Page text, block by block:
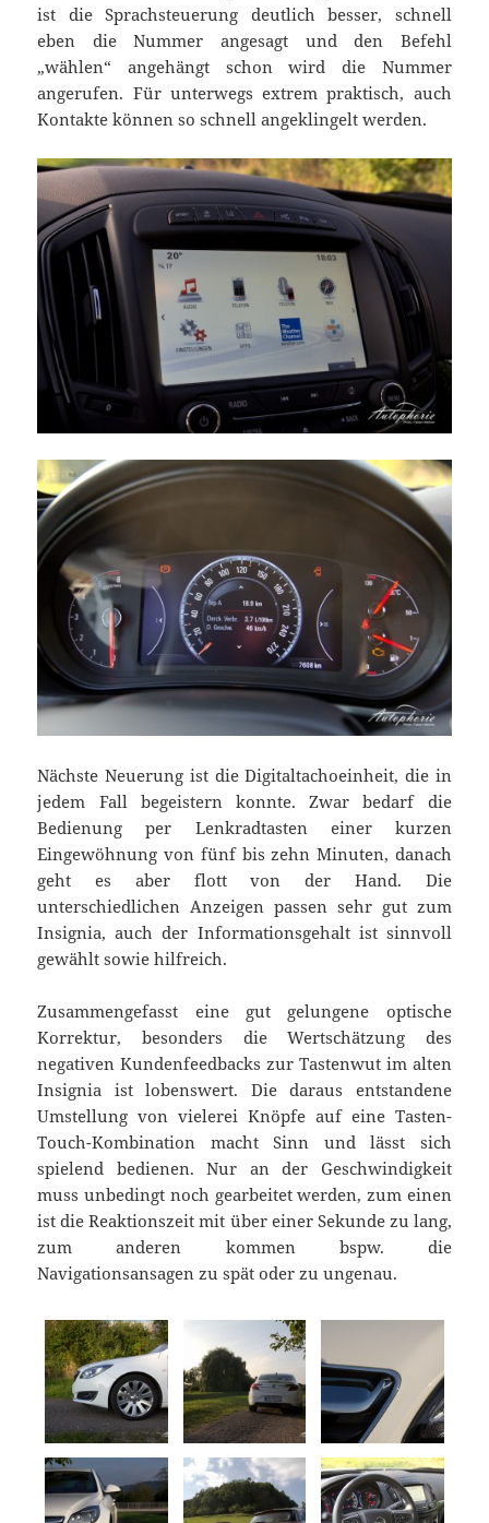
ist die Sprachsteuerung deutlich besser, schnell
eben die Nummer angesagt und den Befehl
„wählen“ angehängt schon wird die Nummer
angerufen. Für unterwegs extrem praktisch, auch
Kontakte können so schnell angeklingelt werden.
Nächste Neuerung ist die Digitaltachoeinheit, die in
jedem Fall begeistern konnte. Zwar bedarf die
Bedienung per Lenkradtasten einer kurzen
Eingewöhnung von fünf bis zehn Minuten, danach
geht es aber flott von der Hand. Die
unterschiedlichen Anzeigen passen sehr gut zum
Insignia, auch der Informationsgehalt ist sinnvoll
gewählt sowie hilfreich.
Zusammengefasst eine gut gelungene optische
Korrektur, besonders die Wertschätzung des
negativen Kundenfeedbacks zur Tastenwut im alten
Insignia ist lobenswert. Die daraus entstandene
Umstellung von vielerei Knöpfe auf eine Tasten-
Touch-Kombination macht Sinn und lässt sich
spielend bedienen. Nur an der Geschwindigkeit
muss unbedingt noch gearbeitet werden, zum einen
ist die Reaktionszeit mit über einer Sekunde zu lang,
zum anderen kommen bspw. die
Navigationsansagen zu spät oder zu ungenau.